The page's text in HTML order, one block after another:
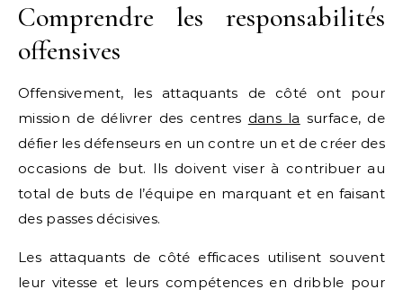
Comprendre les responsabilités
offensives
Offensivement, les attaquants de côté ont pour
mission de délivrer des centres dans la surface, de
défier les défenseurs en un contre un et de créer des
occasions de but. Ils doivent viser à contribuer au
total de buts de l’équipe en marquant et en faisant
des passes décisives.
Les attaquants de côté efficaces utilisent souvent
leur vitesse et leurs compétences en dribble pour